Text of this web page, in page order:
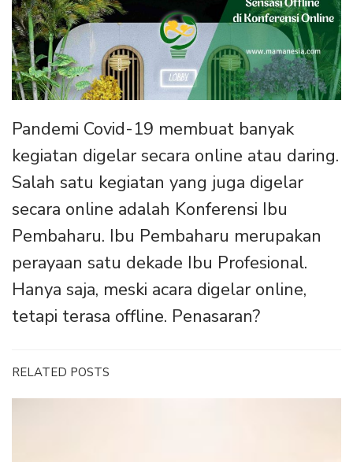
Pandemi Covid-19 membuat banyak
kegiatan digelar secara online atau daring.
Salah satu kegiatan yang juga digelar
secara online adalah Konferensi Ibu
Pembaharu. Ibu Pembaharu merupakan
perayaan satu dekade Ibu Profesional.
Hanya saja, meski acara digelar online,
tetapi terasa offline. Penasaran?
RELATED POSTS